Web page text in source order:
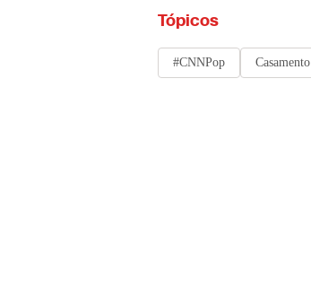
Tópicos
#CNNPop Casamento